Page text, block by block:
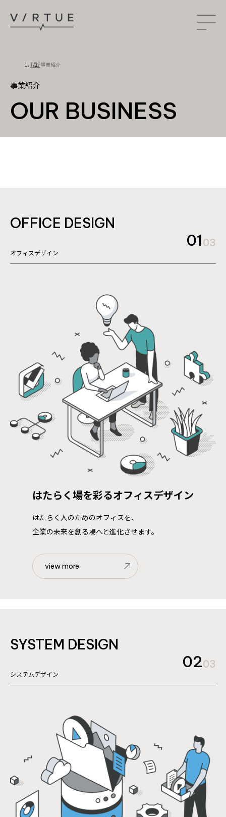
ABOUT US
私たちについて
PROJECT
施工事例
募集要項
事業紹介
COMPANY
What's VIRTUE ?
スペシャルコンテンツ
VIIP
満たされる文具と空間。
NEWS & TOPICS
リモートサポート
Privacy Policy
CONTACT
お問い合わせ
TOP事業紹介
OUR BUSINESS
事業紹介
OFFICE DESIGN
オフィスデザイン
0103
はたらく場を彩るオフィスデザイン
はたらく人のためのオフィスを、
企業の未来を創る場へと進化させます。
view more
SYSTEM DESIGN
システムデザイン
0203